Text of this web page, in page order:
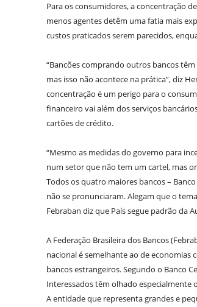
Para os consumidores, a concentração
menos agentes detêm uma fatia mais
custos praticados serem parecidos,
“Bancões comprando outros bancos
mas isso não acontece na prática”, diz
concentração é um perigo para o
financeiro vai além dos serviços
cartões de crédito.
“Mesmo as medidas do governo para
num setor que não tem um cartel, mas
Todos os quatro maiores bancos –
não se pronunciaram. Alegam que o
Febraban diz que País segue padrão da
A Federação Brasileira dos Bancos
nacional é semelhante ao de economias
bancos estrangeiros. Segundo o Banco
Interessados têm olhado especialmente
A entidade que representa grandes e